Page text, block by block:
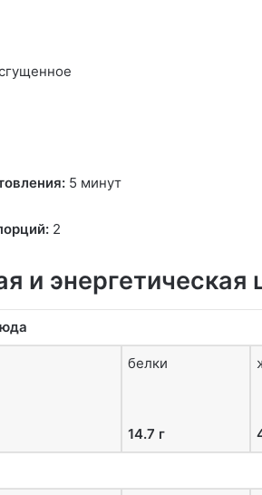
5 минут
2
и энергетическая
белки
14.7 г